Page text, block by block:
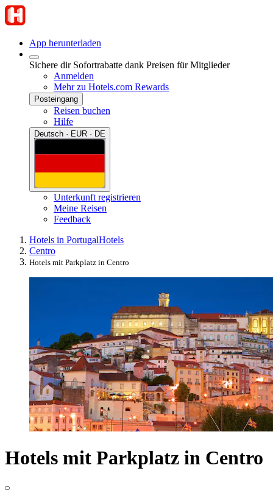
App herunterladen
Sichere dir Sofortrabatte dank Preisen für Mitglieder
Anmelden
Mehr zu Hotels.com Rewards
Posteingang
Reisen buchen
Hilfe
Deutsch · EUR · DE
Unterkunft registrieren
Meine Reisen
Feedback
Hotels in PortugalHotels
Centro
Hotels mit Parkplatz in Centro
Hotels mit Parkplatz in Centro